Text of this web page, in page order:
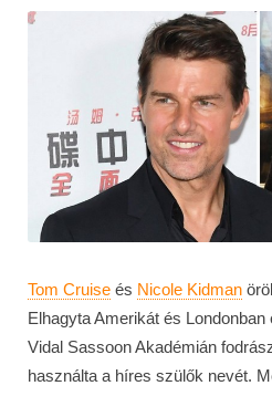
Tom Cruise és Nicole Kidman
Elhagyta Amerikát és
Vidal Sassoon Akadémián
használta a híres szülők nevét.